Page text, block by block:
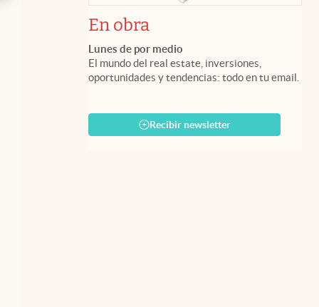
En obra
Lunes de por medio
El mundo del real estate, inversiones,
oportunidades y tendencias: todo en tu email.
Recibir newsletter